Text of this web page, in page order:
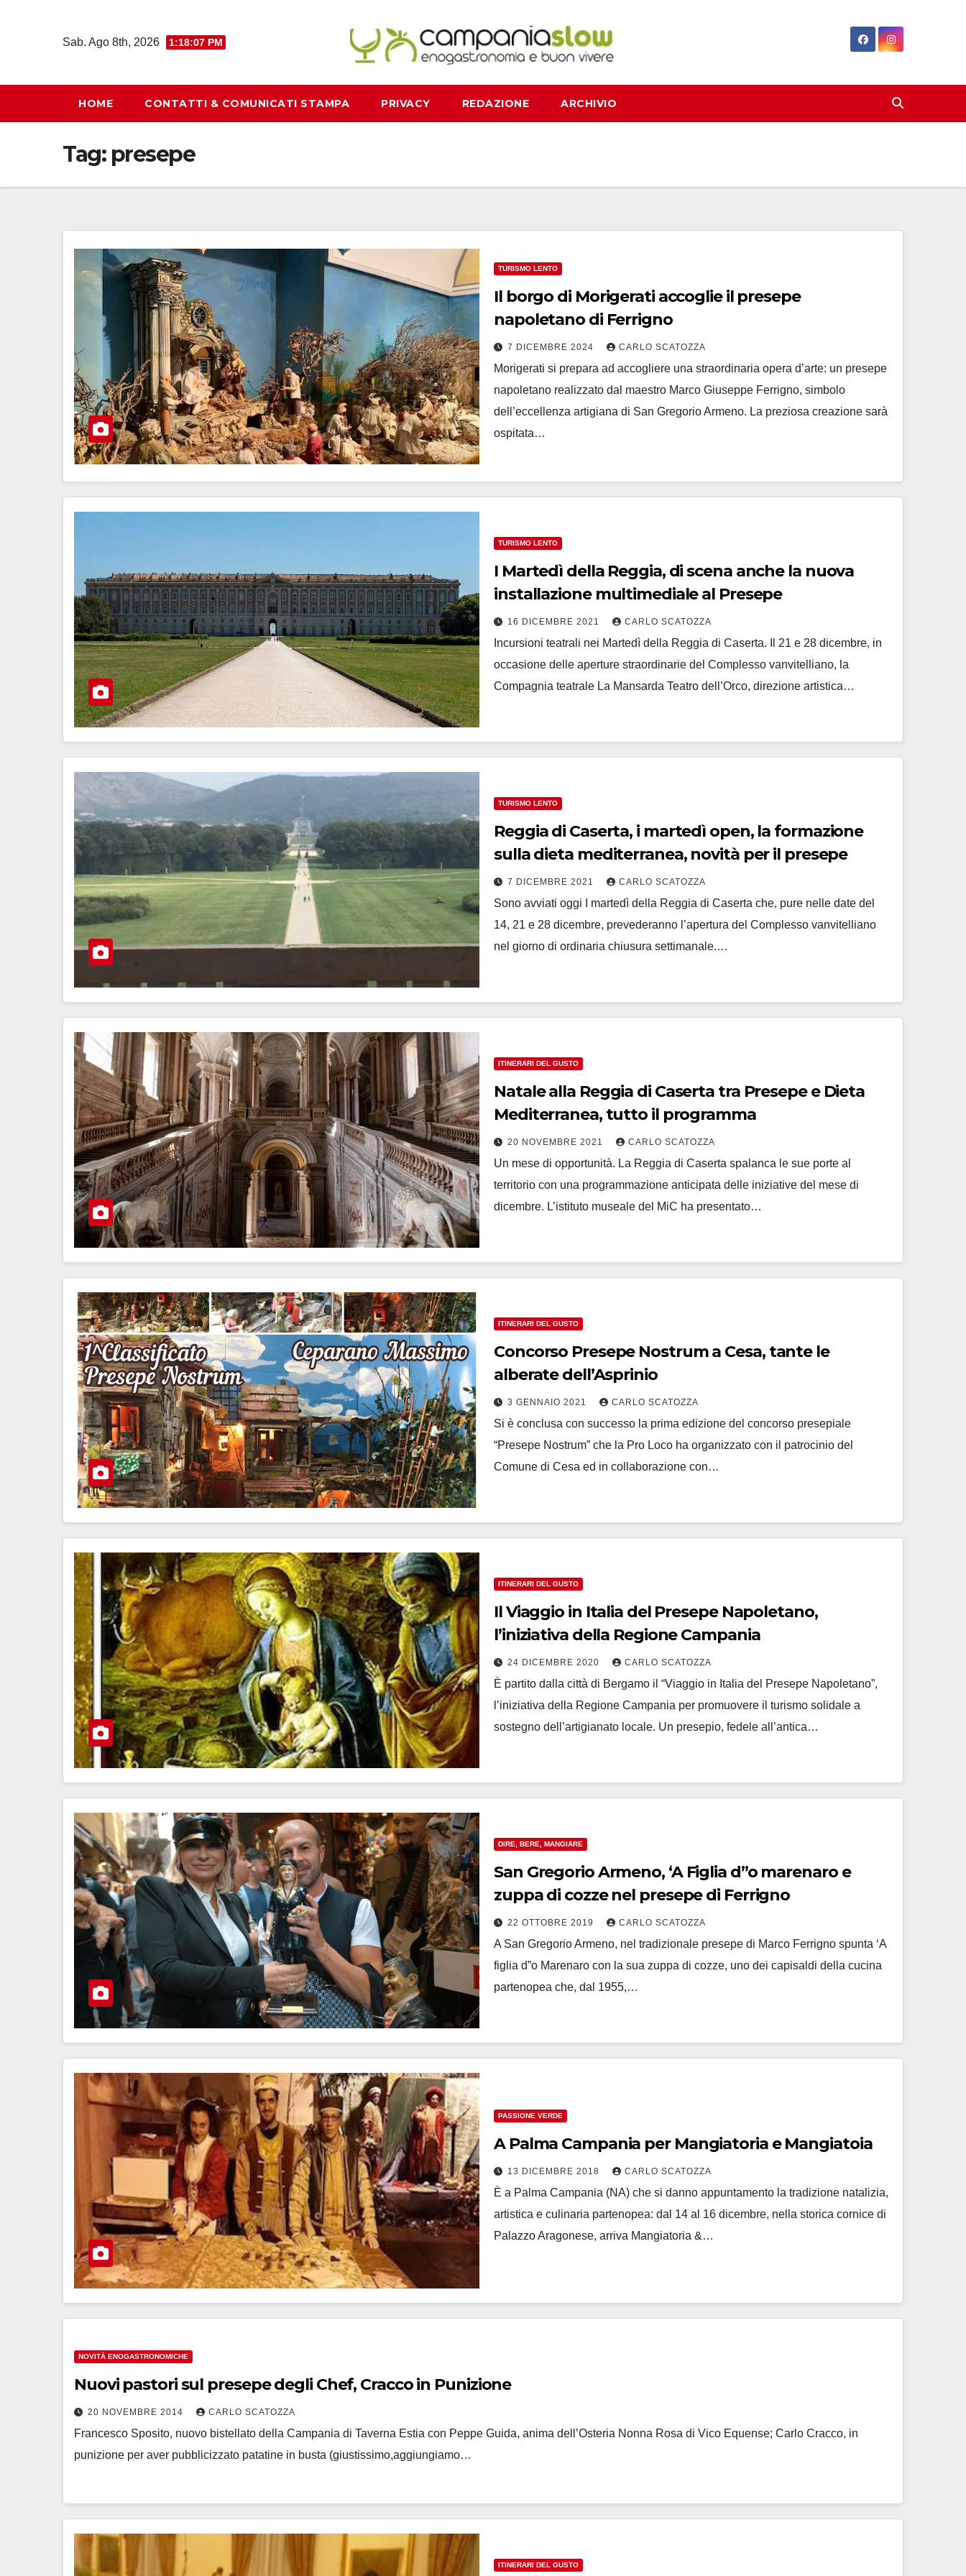
Sab. Ago 8th, 2026 1:18:08 PM
HOME CONTATTI & COMUNICATI STAMPA PRIVACY REDAZIONE ARCHIVIO
Tag: presepe
TURISMO LENTO
Il borgo di Morigerati accoglie il presepe
napoletano di Ferrigno
7 DICEMBRE 2024 CARLO SCATOZZA
Morigerati si prepara ad accogliere una straordinaria opera d’arte: un presepe
napoletano realizzato dal maestro Marco Giuseppe Ferrigno, simbolo
dell’eccellenza artigiana di San Gregorio Armeno. La preziosa creazione sarà
ospitata…
TURISMO LENTO
I Martedì della Reggia, di scena anche la nuova
installazione multimediale al Presepe
16 DICEMBRE 2021 CARLO SCATOZZA
Incursioni teatrali nei Martedì della Reggia di Caserta. Il 21 e 28 dicembre, in
occasione delle aperture straordinarie del Complesso vanvitelliano, la
Compagnia teatrale La Mansarda Teatro dell’Orco, direzione artistica…
TURISMO LENTO
Reggia di Caserta, i martedì open, la formazione
sulla dieta mediterranea, novità per il presepe
7 DICEMBRE 2021 CARLO SCATOZZA
Sono avviati oggi I martedì della Reggia di Caserta che, pure nelle date del
14, 21 e 28 dicembre, prevederanno l’apertura del Complesso vanvitelliano
nel giorno di ordinaria chiusura settimanale.…
ITINERARI DEL GUSTO
Natale alla Reggia di Caserta tra Presepe e Dieta
Mediterranea, tutto il programma
20 NOVEMBRE 2021 CARLO SCATOZZA
Un mese di opportunità. La Reggia di Caserta spalanca le sue porte al
territorio con una programmazione anticipata delle iniziative del mese di
dicembre. L’istituto museale del MiC ha presentato…
ITINERARI DEL GUSTO
Concorso Presepe Nostrum a Cesa, tante le
alberate dell’Asprinio
3 GENNAIO 2021 CARLO SCATOZZA
Si è conclusa con successo la prima edizione del concorso presepiale
“Presepe Nostrum” che la Pro Loco ha organizzato con il patrocinio del
Comune di Cesa ed in collaborazione con…
ITINERARI DEL GUSTO
Il Viaggio in Italia del Presepe Napoletano,
l’iniziativa della Regione Campania
24 DICEMBRE 2020 CARLO SCATOZZA
È partito dalla città di Bergamo il “Viaggio in Italia del Presepe Napoletano”,
l’iniziativa della Regione Campania per promuovere il turismo solidale a
sostegno dell’artigianato locale. Un presepio, fedele all’antica…
DIRE, BERE, MANGIARE
San Gregorio Armeno, ‘A Figlia d”o marenaro e
zuppa di cozze nel presepe di Ferrigno
22 OTTOBRE 2019 CARLO SCATOZZA
A San Gregorio Armeno, nel tradizionale presepe di Marco Ferrigno spunta ‘A
figlia d”o Marenaro con la sua zuppa di cozze, uno dei capisaldi della cucina
partenopea che, dal 1955,…
PASSIONE VERDE
A Palma Campania per Mangiatoria e Mangiatoia
13 DICEMBRE 2018 CARLO SCATOZZA
È a Palma Campania (NA) che si danno appuntamento la tradizione natalizia,
artistica e culinaria partenopea: dal 14 al 16 dicembre, nella storica cornice di
Palazzo Aragonese, arriva Mangiatoria &…
NOVITÀ ENOGASTRONOMICHE
Nuovi pastori sul presepe degli Chef, Cracco in Punizione
20 NOVEMBRE 2014 CARLO SCATOZZA
Francesco Sposito, nuovo bistellato della Campania di Taverna Estia con Peppe Guida, anima dell’Osteria Nonna Rosa di Vico Equense; Carlo Cracco, in
punizione per aver pubblicizzato patatine in busta (giustissimo,aggiungiamo…
ITINERARI DEL GUSTO